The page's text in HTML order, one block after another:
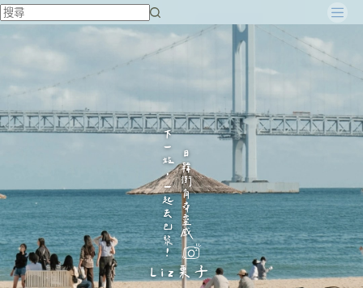
跳
容